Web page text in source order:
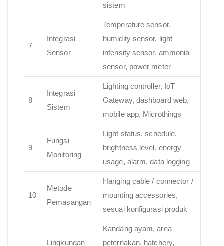
sistem
7
Integrasi
Sensor
Temperature sensor,
humidity sensor, light
intensity sensor, ammonia
sensor, power meter
8
Integrasi
Sistem
Lighting controller, IoT
Gateway, dashboard web,
mobile app, Microthings
9
Fungsi
Monitoring
Light status, schedule,
brightness level, energy
usage, alarm, data logging
10
Metode
Pemasangan
Hanging cable / connector /
mounting accessories,
sesuai konfigurasi produk
Lingkungan
Kandang ayam, area
peternakan, hatchery,